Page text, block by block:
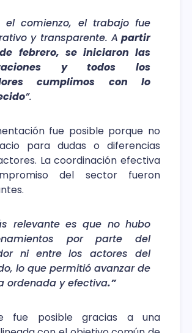
el comienzo, el trabajo fue
y transparente. A partir
febrero, se iniciaron las
y todos los
cumplimos con lo
”.
fue posible porque no
para dudas o diferencias
La coordinación efectiva
del sector fueron
relevante es que no hubo
por parte del
ni entre los actores del
lo que permitió avanzar de
ordenada y efectiva.”
fue posible gracias a una